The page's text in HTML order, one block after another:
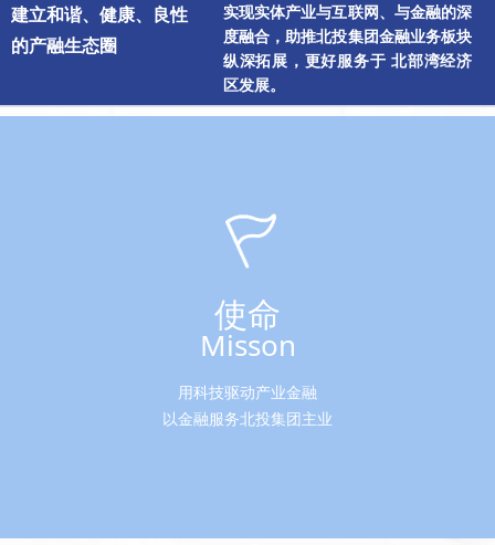
建立和谐、健康、良性
的产融生态圈
实现实体产业与互联网、与金融的深
度融合，助推北投集团金融业务板块
纵深拓展，更好服务于 北部湾经济
区发展。
使命
Misson
用科技驱动产业金融
以金融服务北投集团主业